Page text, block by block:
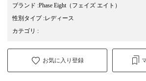
ブランド :Phase Eight （フェイズ エイト）
性別タイプ:レディース
カテゴリ :
お気に入り登録